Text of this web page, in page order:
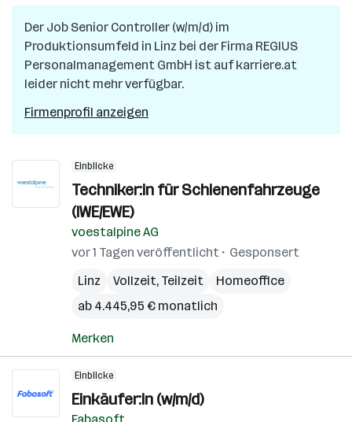
in
Linz
Der Job Senior Controller (w/m/d) im
Produktionsumfeld in Linz bei der Firma REGIUS
Personalmanagement GmbH ist auf karriere.at
leider nicht mehr verfügbar.
Firmenprofil anzeigen
Einblicke
Techniker:in für Schienenfahrzeuge
(IWE/EWE)
voestalpine AG
vor 1 Tagen veröffentlicht
Gesponsert
Linz
Vollzeit, Teilzeit
Homeoffice
ab 4.445,95 € monatlich
Merken
Einblicke
Einkäufer:in (w/m/d)